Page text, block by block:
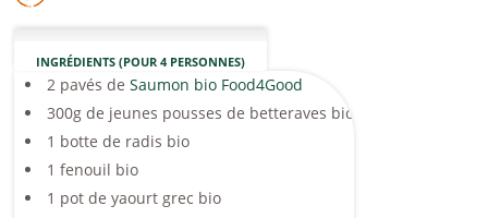
INGRÉDIENTS (POUR 4 PERSONNES)
2 pavés deSaumon bio Food4Good
300g de jeunes pousses de betteraves bio
1 botte de radis bio
1 fenouil bio
1 pot de yaourt grec bio